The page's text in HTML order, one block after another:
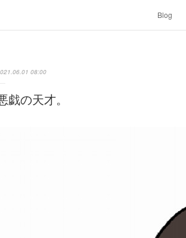
Blog
08:00
戯の天才。